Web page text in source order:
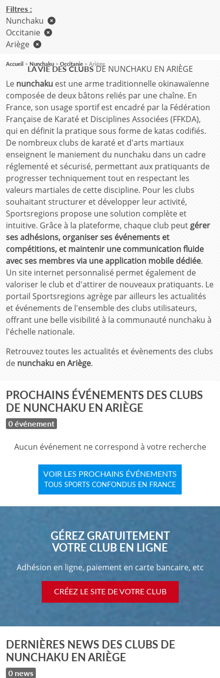
LA VIE DES CLUBSDE NUNCHAKU EN ARIÈGE
Le nunchaku est une arme traditionnelle okinawaïenne
composée de deux bâtons reliés par une chaîne. En
France, son usage sportif est encadré par la Fédération
Française de Karaté et Disciplines Associées (FFKDA),
qui en définit la pratique sous forme de katas codifiés.
De nombreux clubs de karaté et d'arts martiaux
enseignent le maniement du nunchaku dans un cadre
réglementé et sécurisé, permettant aux pratiquants de
progresser techniquement tout en respectant les
valeurs martiales de cette discipline. Pour les clubs
souhaitant structurer et développer leur activité,
Sportsregions propose une solution complète et
intuitive. Grâce à la plateforme, chaque club peut gérer
ses adhésions, organiser ses événements et
compétitions, et maintenir une communication fluide
avec ses membres via une application mobile dédiée.
Un site internet personnalisé permet également de
valoriser le club et d'attirer de nouveaux pratiquants. Le
portail Sportsregions agrège par ailleurs les actualités
et événements de l'ensemble des clubs utilisateurs,
offrant une belle visibilité à la communauté nunchaku à
l'échelle nationale.
Retrouvez toutes les actualités et évènements des clubs
de nunchaku en Ariège.
PROCHAINS ÉVÉNEMENTS DES CLUBS
DE NUNCHAKU EN ARIÈGE
0 événement
Aucun événement ne correspond à votre recherche
VOIR LES PROCHAINS ÉVÉNEMENTS
TOUS SPORTS CONFONDUS EN FRANCE
GÉREZ GRATUITEMENT
VOTRE CLUB EN LIGNE
Adhésion en ligne, paiement en carte bancaire, etc
CRÉEZ LE SITE DE VOTRE CLUB
DERNIÈRES NEWS DES CLUBS DE
NUNCHAKU EN ARIÈGE
0 news
Filtres :
Nunchaku
Occitanie
Ariège
Accueil Nunchaku Occitanie Ariège